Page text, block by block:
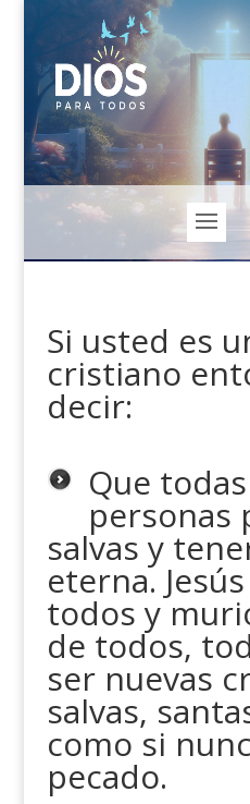
Si usted es
cristiano
decir:
Que
personas
salvas y
eterna.
todos y
de todos,
ser nuevas
salvas,
como si
pecado.